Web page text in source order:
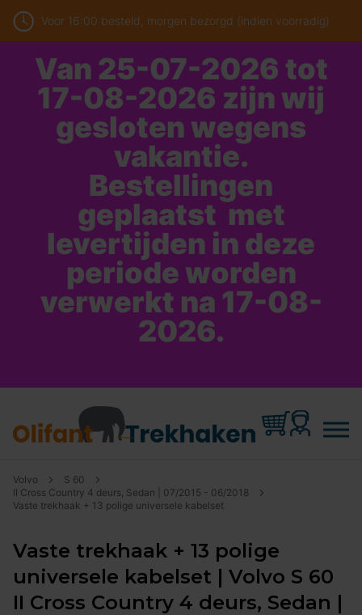
Voor 16:00 besteld, morgen bezorgd (indien voorradig)
Van 25-07-2026 tot
17-08-2026 zijn wij
gesloten wegens
vakantie.
Bestellingen
geplaatst met
levertijden in deze
periode worden
verwerkt na 17-08-
2026.
Volvo
S 60
II Cross Country 4 deurs, Sedan | 07/2015 - 06/2018
Vaste trekhaak + 13 polige universele kabelset
Vaste trekhaak + 13 polige
universele kabelset | Volvo S 60
II Cross Country 4 deurs, Sedan |